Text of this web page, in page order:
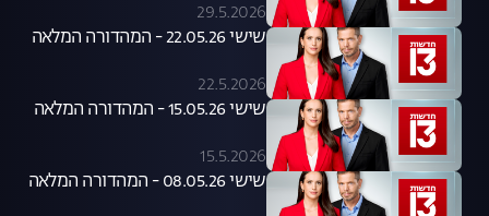
29.5.2026
שישי 22.05.26 - המהדורה המלאה
22.5.2026
שישי 15.05.26 - המהדורה המלאה
15.5.2026
שישי 08.05.26 - המהדורה המלאה